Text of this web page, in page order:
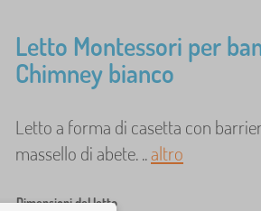
Letto Montessori per
Chimney bianco
Letto a forma di casetta con
massello di abete. ..altro
Dimensioni del letto